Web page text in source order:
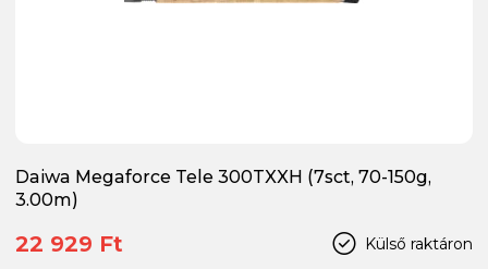
Daiwa Megaforce Tele 300TXXH (7sct, 70-150g,
3.00m)
Külső raktáron
22 929 Ft